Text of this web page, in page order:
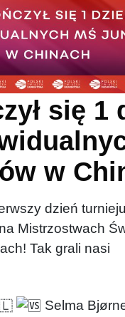
się 1
w
dzień turnieju
Mistrzostwach
Tak grali nasi
Selma